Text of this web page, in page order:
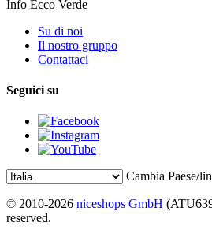
Info Ecco Verde
Su di noi
Il nostro gruppo
Contattaci
Seguici su
Cambia Paese/
© 2010-2026 niceshops GmbH
reserved.